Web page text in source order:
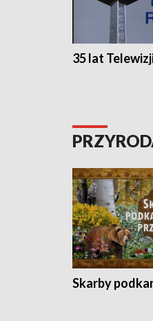
35 lat
Skarby